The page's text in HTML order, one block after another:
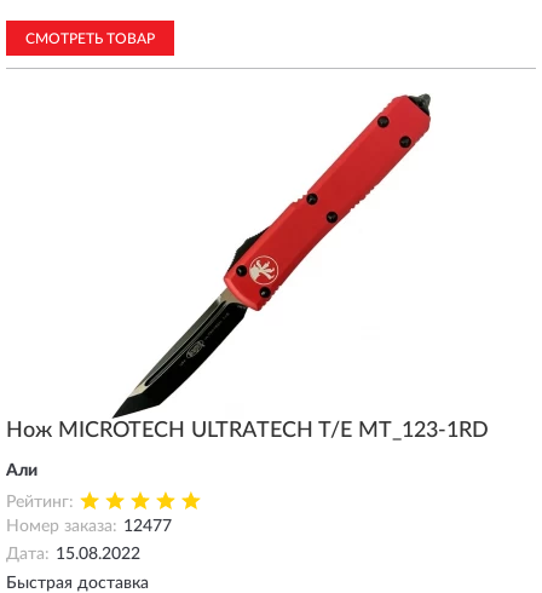
СМОТРЕТЬ ТОВАР
Нож MICROTECH ULTRATECH T/E MT_123-1RD
Али
Рейтинг:
Номер заказа: 12477
Дата: 15.08.2022
Быстрая доставка